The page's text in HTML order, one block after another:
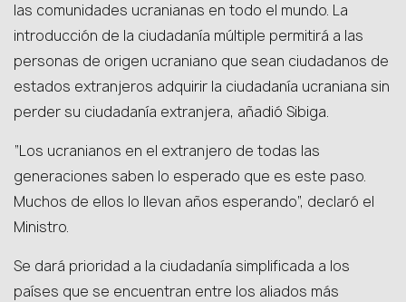
las comunidades ucranianas en todo el mundo. La
introducción de la ciudadanía múltiple permitirá a las
personas de origen ucraniano que sean ciudadanos de
estados extranjeros adquirir la ciudadanía ucraniana sin
perder su ciudadanía extranjera, añadió Sibiga.
“Los ucranianos en el extranjero de todas las
generaciones saben lo esperado que es este paso.
Muchos de ellos lo llevan años esperando”, declaró el
Ministro.
Se dará prioridad a la ciudadanía simplificada a los
países que se encuentran entre los aliados más